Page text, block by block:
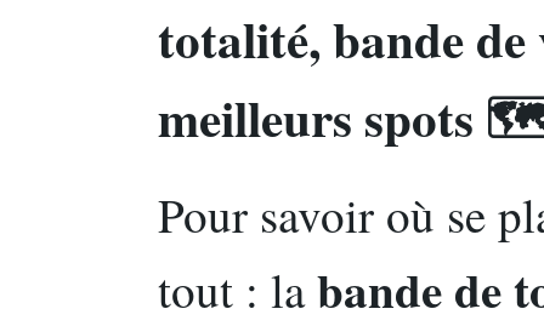
totalité, bande
meilleurs spots
Pour savoir où se
tout : labande de